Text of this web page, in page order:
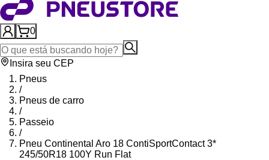
0
Insira seu CEP
Pneus
/
Pneus de carro
/
Passeio
/
Pneu Continental Aro 18 ContiSportContact 3*
245/50R18 100Y Run Flat